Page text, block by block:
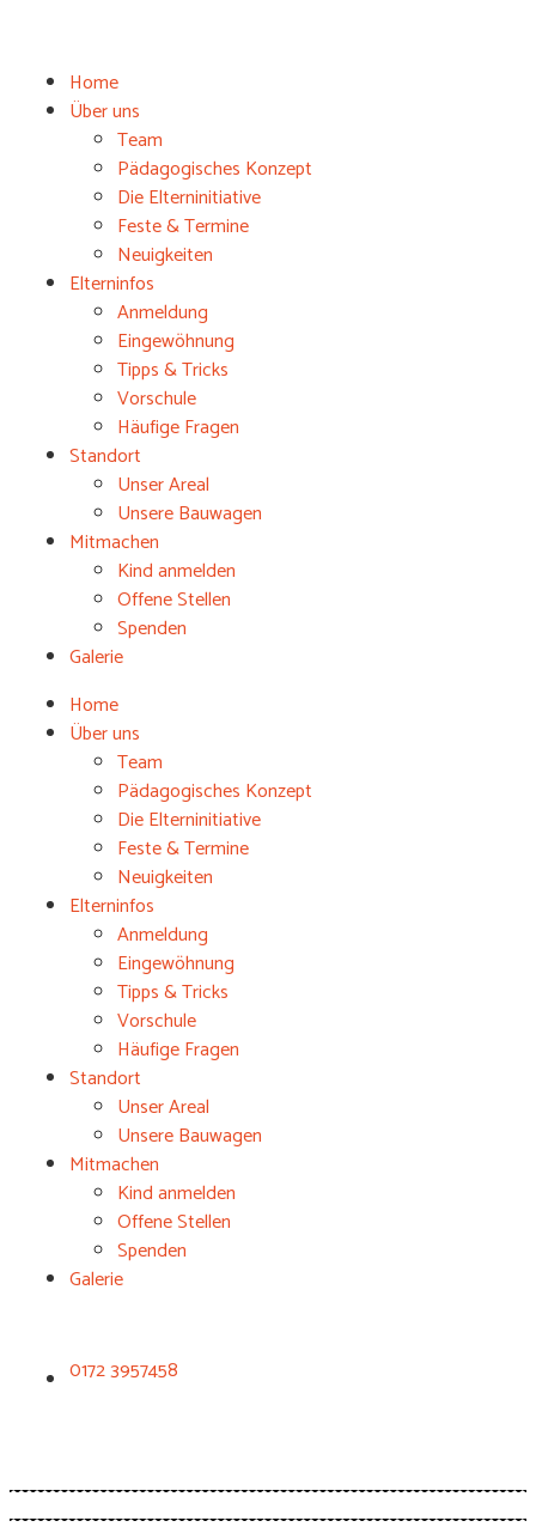
Home
Über uns
Team
Pädagogisches Konzept
Die Elterninitiative
Feste & Termine
Neuigkeiten
Elterninfos
Anmeldung
Eingewöhnung
Tipps & Tricks
Vorschule
Häufige Fragen
Standort
Unser Areal
Unsere Bauwagen
Mitmachen
Kind anmelden
Offene Stellen
Spenden
Galerie
Home
Über uns
Team
Pädagogisches Konzept
Die Elterninitiative
Feste & Termine
Neuigkeiten
Elterninfos
Anmeldung
Eingewöhnung
Tipps & Tricks
Vorschule
Häufige Fragen
Standort
Unser Areal
Unsere Bauwagen
Mitmachen
Kind anmelden
Offene Stellen
Spenden
Galerie
0172 3957458